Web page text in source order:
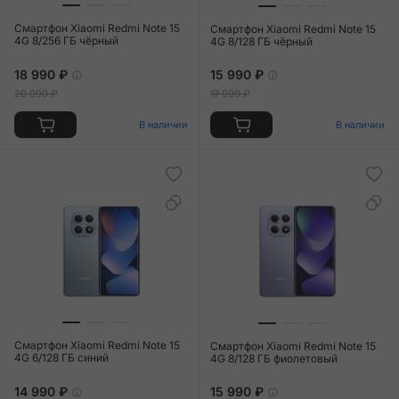
Смартфон Xiaomi Redmi Note 15
4G 8/256 ГБ чёрный
18 990 ₽
20 990 ₽
В наличии
Смартфон Xiaomi Redmi Note 15
4G 8/128 ГБ чёрный
15 990 ₽
17 990 ₽
В наличии
Смартфон Xiaomi Redmi Note 15
4G 6/128 ГБ синий
14 990 ₽
Смартфон Xiaomi Redmi Note 15
4G 8/128 ГБ фиолетовый
15 990 ₽